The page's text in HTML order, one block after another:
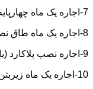
7-اجاره یک ماه چهارپایه چرخدار بلبرینگی متحرک 2×2 یا 3×3 تا ارتفاع 6 متر مقطوع 5/000/000 ریال می باشد.
8-اجاره یک ماه طاق نصرت در محل تا طول 6 متر مقطوع 6/000/000 ریال و مازاد بر آن هر متر طول 850/000 ریال می باشد.
9-اجاره نصب پلاکارد (با مجوز نصب)یک ماه مقطوع 3/000/000 ریال می باشد.
10-اجاره یک ماه زیربتن سنگین تا 100 مترمکعب 9/500/000 ریال و مازاد بر آن هر مترمکعب 85/000 ریال می باشد.